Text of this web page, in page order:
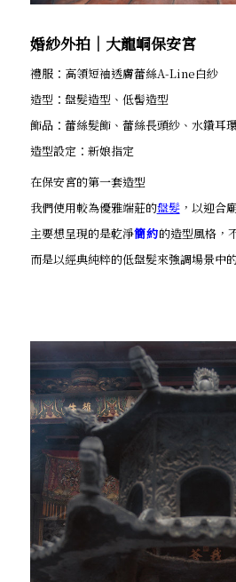
婚紗外拍│大龍峒保安宮
禮服：高領短袖透膚蕾絲A-Line白紗
造型：盤髮造型、低髻造型
飾品：蕾絲髮飾、蕾絲長頭紗、水鑽耳
造型設定：新娘指定
在保安宮的第一套造型
我們使用較為優雅端莊的盤髮，以迎合
主要想呈現的是乾淨簡約的造型風格，
而是以經典純粹的低盤髮來強調場景中